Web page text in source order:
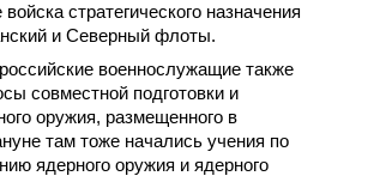
стратегического назначения
и Северный флоты.
военнослужащие также
совместной подготовки и
оружия, размещенного в
там тоже начались учения по
ядерного оружия и ядерного